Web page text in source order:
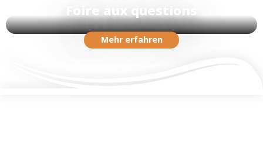
Foire aux questions
Mehr erfahren